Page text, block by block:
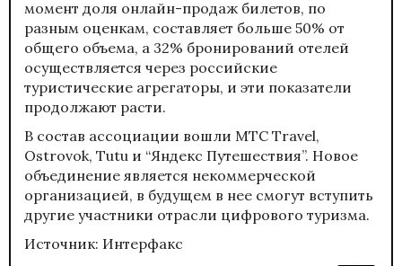
момент доля онлайн-продаж билетов, по
разным оценкам, составляет больше 50% от
общего объема, а 32% бронирований отелей
осуществляется через российские
туристические агрегаторы, и эти показатели
продолжают расти.
В состав ассоциации вошли МТС Travel,
Ostrovok, Tutu и “Яндекс Путешествия”. Новое
объединение является некоммерческой
организацией, в будущем в нее смогут вступить
другие участники отрасли цифрового туризма.
Источник: Интерфакс